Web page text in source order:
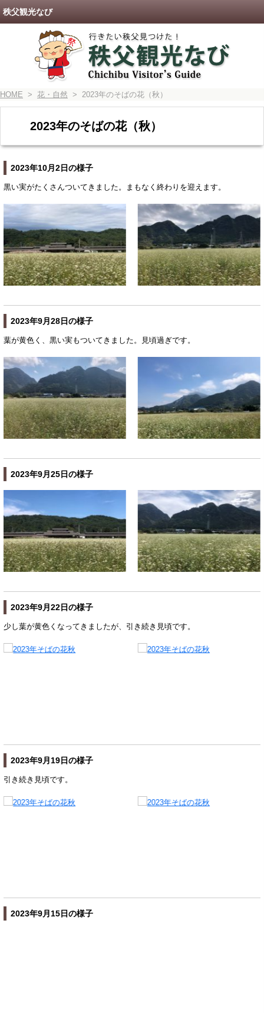
HOME > 花・自然 > 2023年のそばの花（秋）
2023年のそばの花（秋）
2023年10月2日の様子
黒い実がたくさんついてきました。まもなく終わりを迎えます。
2023年9月28日の様子
葉が黄色く、黒い実もついてきました。見頃過ぎです。
2023年9月25日の様子
2023年9月22日の様子
少し葉が黄色くなってきましたが、引き続き見頃です。
2023年9月19日の様子
引き続き見頃です。
2023年9月15日の様子
秩父観光なび